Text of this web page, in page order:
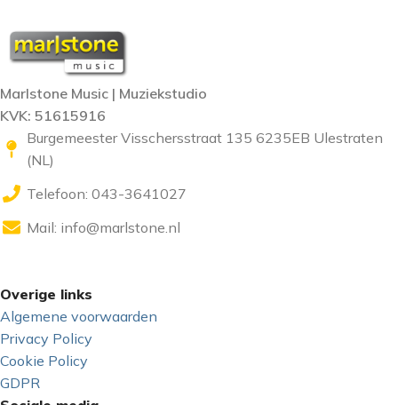
Marlstone Music | Muziekstudio
KVK: 51615916
Burgemeester Visschersstraat 135 6235EB Ulestraten
(NL)
Telefoon: 043-3641027
Mail: info@marlstone.nl
Overige links
Algemene voorwaarden
Privacy Policy
Cookie Policy
GDPR